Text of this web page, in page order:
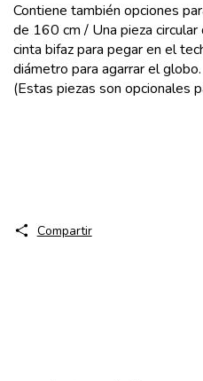
Contiene también opciones
de 160 cm / Una pieza
cinta bifaz para pegar en el
diámetro para agarrar el globo.
(Estas piezas son opcionales
Compartir